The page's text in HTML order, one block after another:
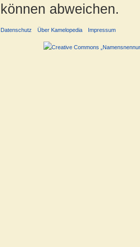
können abweichen.
Datenschutz Über Kamelopedia Impressum